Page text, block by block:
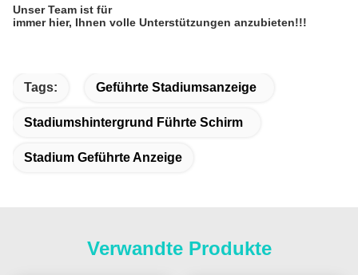
Unser Team ist für
immer hier, Ihnen volle Unterstützungen anzubieten!!!
Tags: Geführte Stadiumsanzeige
Stadiumshintergrund Führte Schirm
Stadium Geführte Anzeige
Verwandte Produkte